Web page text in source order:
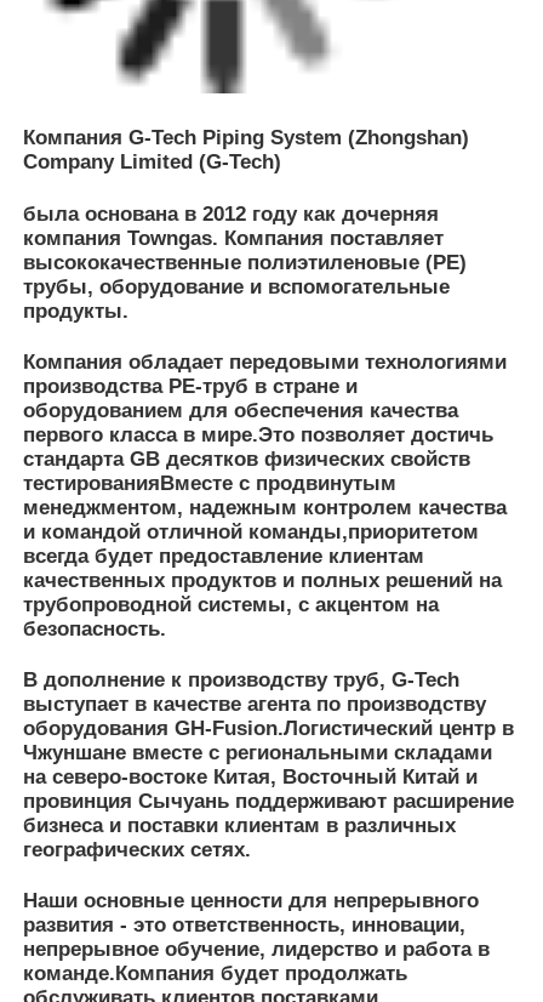
производства PE-труб в стране и
оборудованием для обеспечения качества
первого класса в мире.Это позволяет достичь
стандарта GB десятков физических свойств
менеджментом, надежным контролем качества
и командой отличной команды,приоритетом
качественных продуктов и полных решений на
трубопроводной системы, с акцентом на
безопасность.
В дополнение к производству труб, G-Tech
оборудования GH-Fusion.Логистический центр в
Чжуншане вместе с региональными складами
на северо-востоке Китая, Восточный Китай и
провинция Сычуань поддерживают расширение
бизнеса и поставки клиентам в различных
географических сетях.
Наши основные ценности для непрерывного
развития - это ответственность, инновации,
непрерывное обучение, лидерство и работа в
команде.Компания будет продолжать
обслуживать клиентов поставками
решениями по системе PE-труб.В надежде стать
ведущим поставщиком и поставщиком услуг в
Азии.